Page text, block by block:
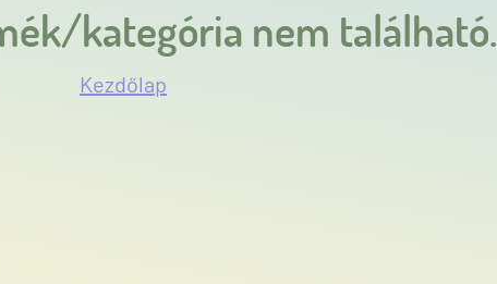
kategória nem található.
Kezdőlap